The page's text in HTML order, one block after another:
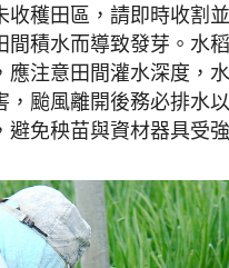
收穫田區，請即時收割
間積水而導致發芽。水
應注意田間灌水深度，
，颱風離開後務必排水
免秧苗與資材器具受